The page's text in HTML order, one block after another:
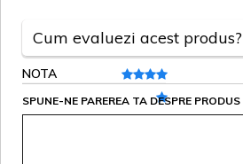
Cum evaluezi acest produs?
NOTA
SPUNE-NE PAREREA TA DESPRE PRODUS